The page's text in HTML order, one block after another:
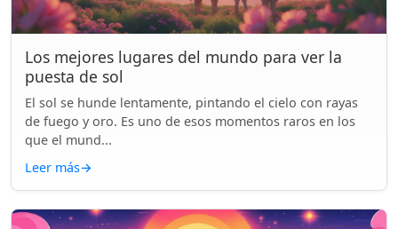
Los mejores lugares del mundo para ver la
puesta de sol
El sol se hunde lentamente, pintando el cielo con rayas
de fuego y oro. Es uno de esos momentos raros en los
que el mund...
Leer más→